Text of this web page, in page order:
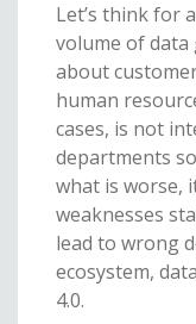
Let’s think for
volume of data
about
human
cases, is not
departments
what is worse,
weaknesses
lead to wrong
ecosystem,
4.0.